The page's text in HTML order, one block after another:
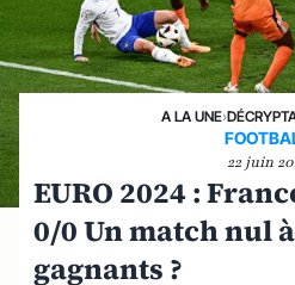
A LA UNE›
22 juin
EURO 2024 :
0/0 Un match nul
gagnants ?